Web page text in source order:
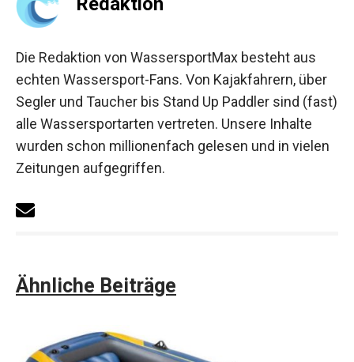
Die Redaktion von WassersportMax besteht aus
echten Wassersport-Fans. Von Kajakfahrern, über
Segler und Taucher bis Stand Up Paddler sind (fast)
alle Wassersportarten vertreten. Unsere Inhalte
wurden schon millionenfach gelesen und in vielen
Zeitungen aufgegriffen.
Ähnliche Beiträge